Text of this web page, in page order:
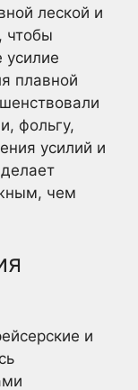
леской и
чтобы
усилие
плавной
фольгу,
усилий и
чем
и